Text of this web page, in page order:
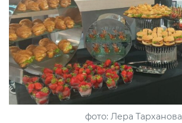
фото: Лера Тарханова